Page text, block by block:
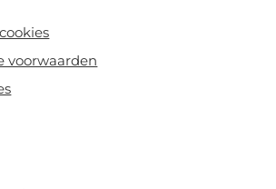
voorwaarden